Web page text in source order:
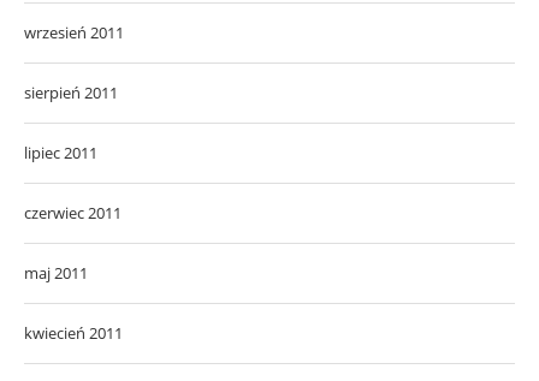
wrzesień 2011
sierpień 2011
lipiec 2011
czerwiec 2011
maj 2011
kwiecień 2011